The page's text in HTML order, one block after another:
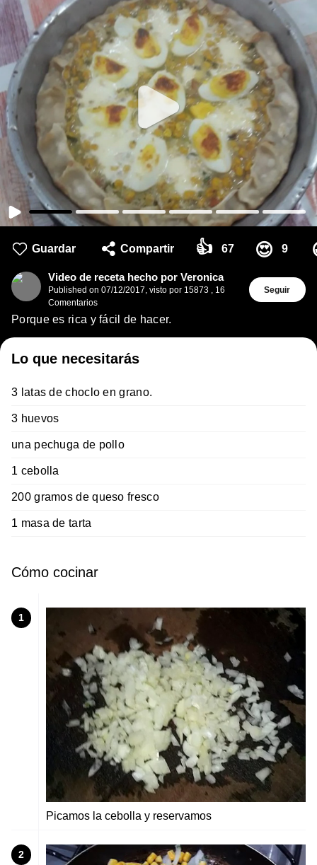
Guardar Compartir 👍 67 😍 9
Video de receta hecho por Veronica
Published on 07/12/2017 visto por 15873
16
Comentarios
Seguir
Porque es rica y fácil de hacer.
Lo que necesitarás
3 latas de choclo en grano.
3 huevos
una pechuga de pollo
1 cebolla
200 gramos de queso fresco
1 masa de tarta
Cómo cocinar
1
Picamos la cebolla y reservamos
2